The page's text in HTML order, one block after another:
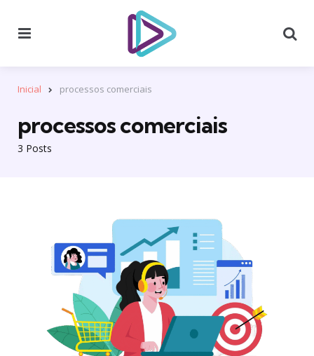
Inicial processos comerciais
3 Posts
processos comerciais